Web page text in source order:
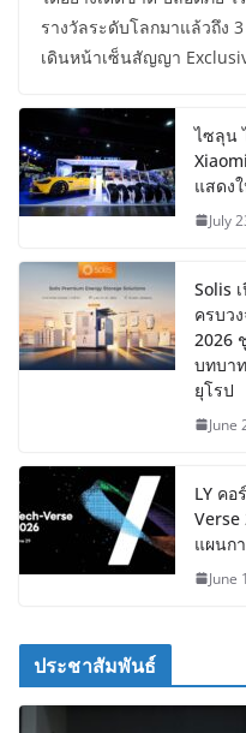
รางวัลระดับโลกมาแล้วถึง
เดินหน้าเซ็นสัญญา
ไซลุน
แสดง
July
Solis
ครบว
2026
บทบา
ยุโรป
June
LY คอ
Verse
แผนก
June
ประชาสัมพันธ์